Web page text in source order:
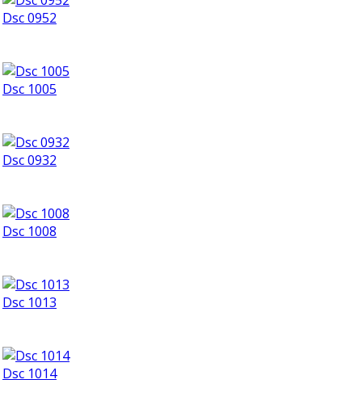
Dsc 0952
Dsc 1005
Dsc 0932
Dsc 1008
Dsc 1013
Dsc 1014